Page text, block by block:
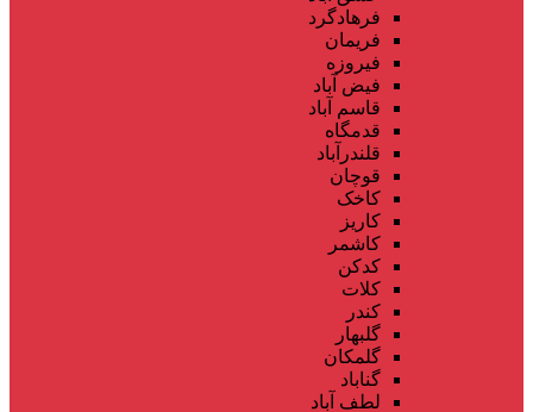
فرهادگرد
فریمان
فیروزه
فیض آباد
قاسم آباد
قدمگاه
قلندرآباد
قوچان
کاخک
کاریز
کاشمر
کدکن
کلات
کندر
گلبهار
گلمکان
گناباد
لطف آباد